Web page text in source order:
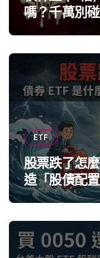
嗎？千萬別
ETF
股票跌了怎
造「股債配